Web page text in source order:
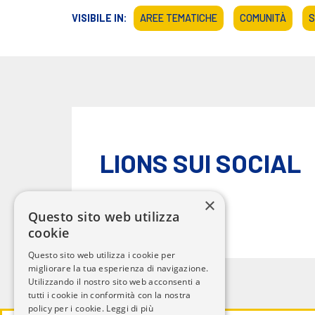
VISIBILE IN: AREE TEMATICHE COMUNITÀ
LIONS SUI SOCIAL
×
Questo sito web utilizza
cookie
Questo sito web utilizza i cookie per
migliorare la tua esperienza di navigazione.
Utilizzando il nostro sito web acconsenti a
tutti i cookie in conformità con la nostra
policy per i cookie. Leggi di più